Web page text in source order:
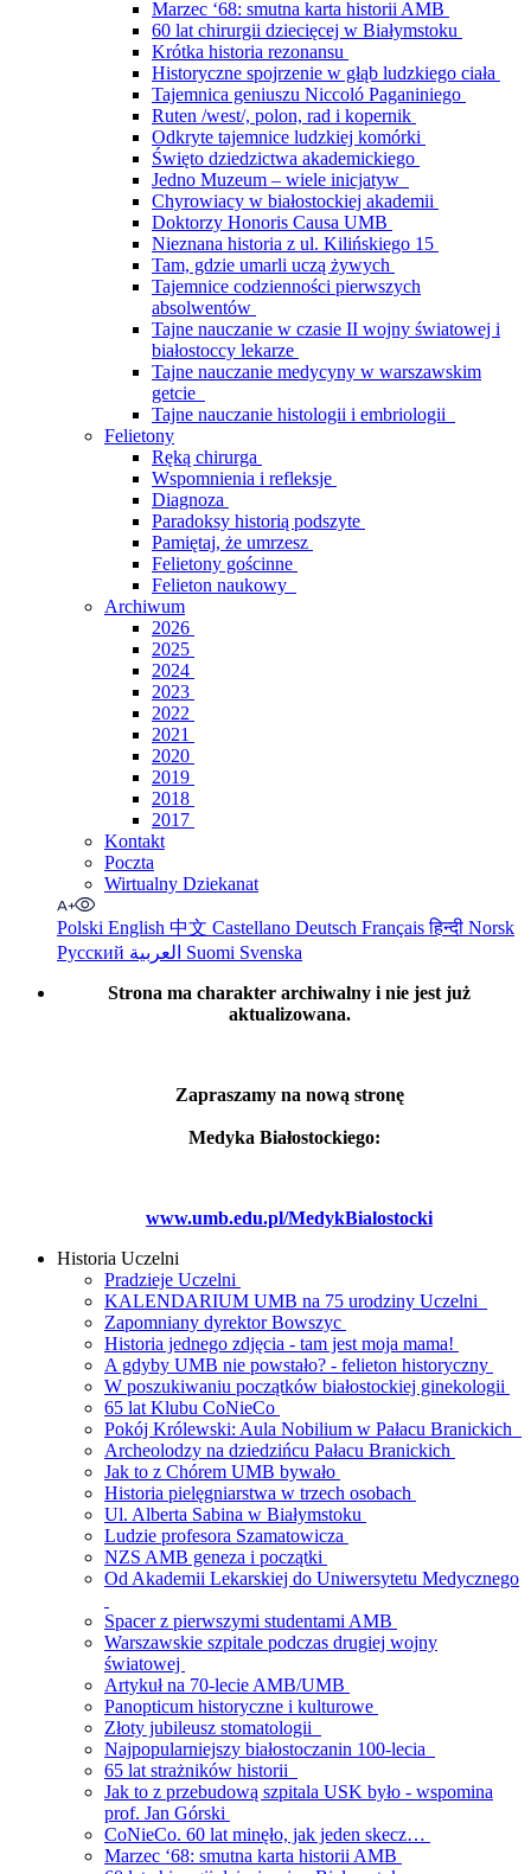
Marzec ‘68: smutna karta historii AMB
60 lat chirurgii dziecięcej w Białymstoku
Krótka historia rezonansu
Historyczne spojrzenie w głąb ludzkiego ciała
Tajemnica geniuszu Niccoló Paganiniego
Ruten /west/, polon, rad i kopernik
Odkryte tajemnice ludzkiej komórki
Święto dziedzictwa akademickiego
Jedno Muzeum – wiele inicjatyw
Chyrowiacy w białostockiej akademii
Doktorzy Honoris Causa UMB
Nieznana historia z ul. Kilińskiego 15
Tam, gdzie umarli uczą żywych
Tajemnice codzienności pierwszych
absolwentów
Tajne nauczanie w czasie II wojny światowej i
białostoccy lekarze
Tajne nauczanie medycyny w warszawskim
getcie
Tajne nauczanie histologii i embriologii
Felietony
Ręką chirurga
Wspomnienia i refleksje
Diagnoza
Paradoksy historią podszyte
Pamiętaj, że umrzesz
Felietony gościnne
Felieton naukowy
Archiwum
2026
2025
2024
2023
2022
2021
2020
2019
2018
2017
Kontakt
Poczta
Wirtualny Dziekanat
Polski English 中文 Castellano Deutsch Françaisहिन्दी Norsk
Русский
Suomi Svenska
Strona ma charakter archiwalny i nie jest już
aktualizowana.
Zapraszamy na nową stronę
Medyka Białostockiego:
www.umb.edu.pl/MedykBialostocki
Historia Uczelni
Pradzieje Uczelni
KALENDARIUM UMB na 75 urodziny Uczelni
Zapomniany dyrektor Bowszyc
Historia jednego zdjęcia - tam jest moja mama!
A gdyby UMB nie powstało? - felieton historyczny
W poszukiwaniu początków białostockiej ginekologii
65 lat Klubu CoNieCo
Pokój Królewski: Aula Nobilium w Pałacu Branickich
Archeolodzy na dziedzińcu Pałacu Branickich
Jak to z Chórem UMB bywało
Historia pielęgniarstwa w trzech osobach
Ul. Alberta Sabina w Białymstoku
Ludzie profesora Szamatowicza
NZS AMB geneza i początki
Od Akademii Lekarskiej do Uniwersytetu Medycznego
Spacer z pierwszymi studentami AMB
Warszawskie szpitale podczas drugiej wojny
światowej
Artykuł na 70-lecie AMB/UMB
Panopticum historyczne i kulturowe
Złoty jubileusz stomatologii
Najpopularniejszy białostoczanin 100-lecia
65 lat strażników historii
Jak to z przebudową szpitala USK było - wspomina
prof. Jan Górski
CoNieCo. 60 lat minęło, jak jeden skecz…
Marzec ‘68: smutna karta historii AMB